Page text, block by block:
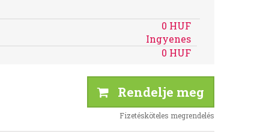
0 HUF
Ingyenes
0 HUF
Rendelje meg
Fizetésköteles megrendelés